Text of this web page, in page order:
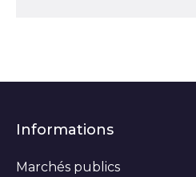
Informations
Marchés publics